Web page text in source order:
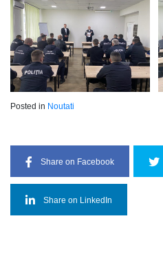
Posted in Noutati
Share on Facebook
Share on LinkedIn